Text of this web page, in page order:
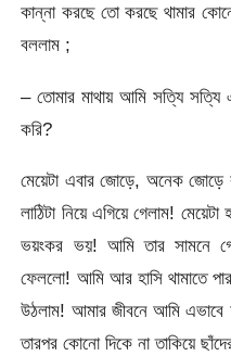
কান্না করছে তো করছে থামার
বললাম ;
– তোমার মাথায় আমি সত্যি সত্যি
করি?
মেয়েটা এবার জোড়ে, অনেক জোড়ে
লাঠিটা নিয়ে এগিয়ে গেলাম!
ভয়ংকর ভয়! আমি তার সামনে
ফেললো! আমি আর হাসি থামাতে
উঠলাম! আমার জীবনে আমি এভাবে
তারপর কোনো দিকে না তাকিয়ে